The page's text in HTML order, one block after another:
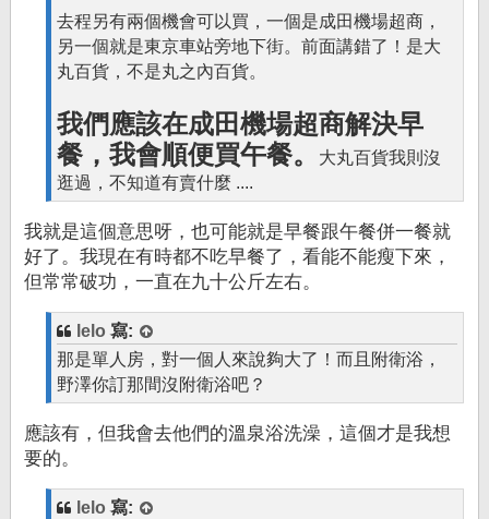
去程另有兩個機會可以買，一個是成田機場超商，
另一個就是東京車站旁地下街。前面講錯了！是大
丸百貨，不是丸之內百貨。
我們應該在成田機場超商解決早
餐，我會順便買午餐。
大丸百貨我則沒
逛過，不知道有賣什麼 ....
我就是這個意思呀，也可能就是早餐跟午餐併一餐就
好了。我現在有時都不吃早餐了，看能不能瘦下來，
但常常破功，一直在九十公斤左右。
lelo 寫:
那是單人房，對一個人來說夠大了！而且附衛浴，
野澤你訂那間沒附衛浴吧？
應該有，但我會去他們的溫泉浴洗澡，這個才是我想
要的。
lelo 寫: